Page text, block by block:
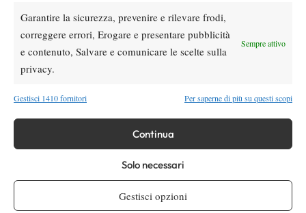
Garantire la sicurezza, prevenire e rilevare frodi,
correggere errori, Erogare e presentare pubblicità
e contenuto, Salvare e comunicare le scelte sulla
privacy.
Sempre attivo
Gestisci 1410 fornitori Per saperne di più su questi scopi
Continua
Solo necessari
Gestisci opzioni
SOCIAL
X